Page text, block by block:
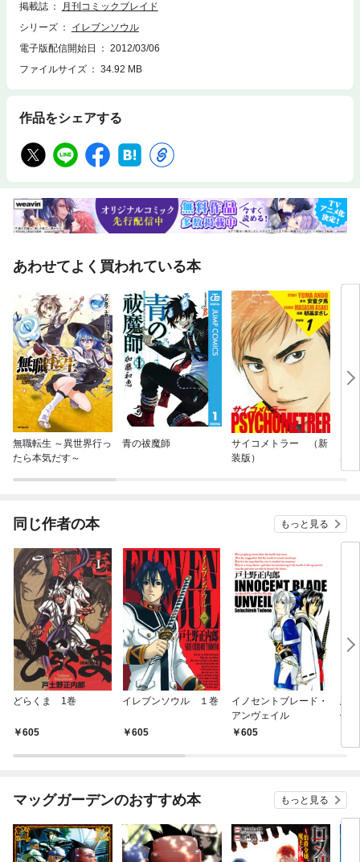
掲載誌
月刊コミックブレイド
シリーズ
イレブンソウル
電子版配信開始日
2012/03/06
ファイルサイズ
34.92 MB
作品をシェアする
あわせてよく買われている本
無職転生 ～異世界行っ
たら本気だす～
青の祓魔師
サイコメトラー （新
装版）
同じ作者の本 もっと見る
どらくま 1巻
605
イレブンソウル １巻
605
イノセントブレード・
アンヴェイル
605
悪
使
マッグガーデンのおすすめ本 もっと見る